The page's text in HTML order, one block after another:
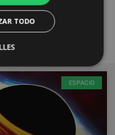
ESPACIO
TODO